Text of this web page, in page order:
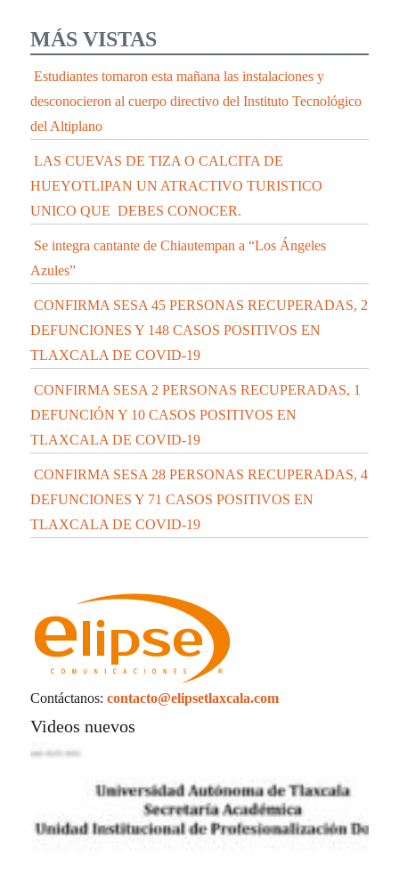
MÁS VISTAS
Estudiantes tomaron esta mañana las instalaciones y
desconocieron al cuerpo directivo del Instituto Tecnológico
del Altiplano
LAS CUEVAS DE TIZA O CALCITA DE
HUEYOTLIPAN UN ATRACTIVO TURISTICO
UNICO QUE DEBES CONOCER.
Se integra cantante de Chiautempan a “Los Ángeles
Azules”
CONFIRMA SESA 45 PERSONAS RECUPERADAS, 2
DEFUNCIONES Y 148 CASOS POSITIVOS EN
TLAXCALA DE COVID-19
CONFIRMA SESA 2 PERSONAS RECUPERADAS, 1
DEFUNCIÓN Y 10 CASOS POSITIVOS EN
TLAXCALA DE COVID-19
CONFIRMA SESA 28 PERSONAS RECUPERADAS, 4
DEFUNCIONES Y 71 CASOS POSITIVOS EN
TLAXCALA DE COVID-19
Contáctanos: contacto@elipsetlaxcala.com
Videos nuevos